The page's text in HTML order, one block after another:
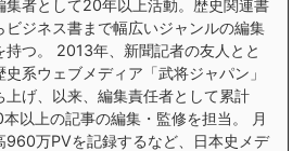
集者として20年以上活動。歴史関連書
ビジネス書まで幅広いジャンルの編集
持つ。 2013年、新聞記者の友人とと
史系ウェブメディア「武将ジャパン」
上げ、以来、編集責任者として累計
以上の記事の編集・監修を担当。 月
960万PVを記録するなど、日本史メデ